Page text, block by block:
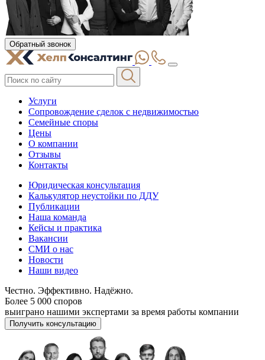
Обратный звонок
Услуги
Сопровождение сделок с недвижимостью
Семейные споры
Цены
О компании
Отзывы
Контакты
Юридическая консультация
Калькулятор неустойки по ДДУ
Публикации
Наша команда
Кейсы и практика
Вакансии
СМИ о нас
Новости
Наши видео
Честно. Эффективно. Надёжно.
Более 5 000 споров
выиграно нашими экспертами за время работы компании
Получить консультацию